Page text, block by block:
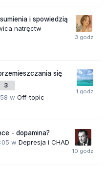
i spowiedzią
natręctw
się
3
w Off-topic
- dopamina?
w Depresja i CHAD